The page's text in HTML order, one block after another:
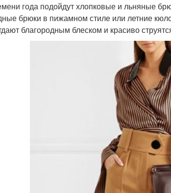
года подойдут хлопковые и льняные
брюки в пижамном стиле или летние
благородным блеском и красиво